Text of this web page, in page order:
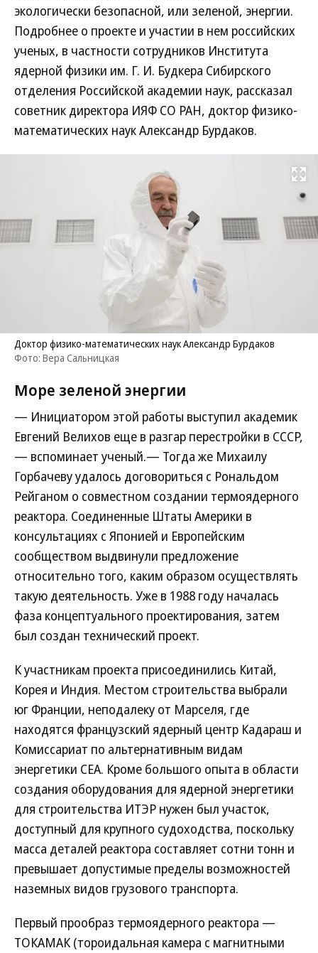
экологически безопасной, или зеленой, энергии.
Подробнее о проекте и участии в нем российских
ученых, в частности сотрудников Института
ядерной физики им. Г. И. Будкера Сибирского
отделения Российской академии наук, рассказал
советник директора ИЯФ СО РАН, доктор физико-
математических наук Александр Бурдаков.
Развернуть
Доктор физико-математических наук Александр Бурдаков
Фото: Вера Сальницкая
Море зеленой энергии
— Инициатором этой работы выступил академик
Евгений Велихов еще в разгар перестройки в СССР,
— вспоминает ученый.— Тогда же Михаилу
Горбачеву удалось договориться с Рональдом
Рейганом о совместном создании термоядерного
реактора. Соединенные Штаты Америки в
консультациях с Японией и Европейским
сообществом выдвинули предложение
относительно того, каким образом осуществлять
такую деятельность. Уже в 1988 году началась
фаза концептуального проектирования, затем
был создан технический проект.
К участникам проекта присоединились Китай,
Корея и Индия. Местом строительства выбрали
юг Франции, неподалеку от Марселя, где
находятся французский ядерный центр Кадараш и
Комиссариат по альтернативным видам
энергетики CEA. Кроме большого опыта в области
создания оборудования для ядерной энергетики
для строительства ИТЭР нужен был участок,
доступный для крупного судоходства, поскольку
масса деталей реактора составляет сотни тонн и
превышает допустимые пределы возможностей
наземных видов грузового транспорта.
Первый прообраз термоядерного реактора —
ТОКАМАК (тороидальная камера с магнитными